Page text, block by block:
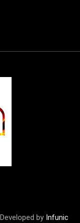
by Infunic